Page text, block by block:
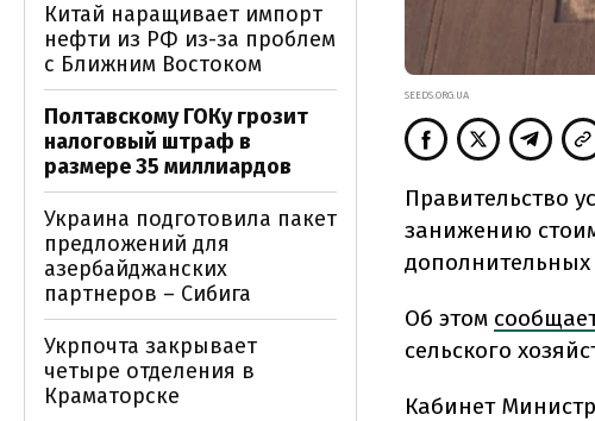
SEEDS.ORG.UA
Правительство
занижению
дополнительных
Об этом
сельского
Кабинет
Китай наращивает импорт
нефти из РФ из-за проблем
с Ближним Востоком
Полтавскому ГОКу грозит
налоговый штраф в
размере 35 миллиардов
Украина подготовила пакет
предложений для
азербайджанских
партнеров – Сибига
Укрпочта закрывает
четыре отделения в
Краматорске